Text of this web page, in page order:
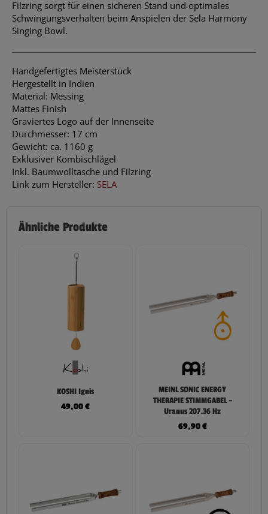
Filzring sorgt für einen sicheren Stand und optimales
Schwingungsverhalten beim Anspielen der Sela Harmony
Singing Bowl.
Handgefertigtes Meisterstück
Hergestellt in Indien
Material: Messing
Mattes Finish
Graviertes Logo auf der Innenseite
Durchmesser: 17 cm
Gewicht: ca. 1160 g
Exklusiver Kombischlägel
Inkl. Baumwolltasche und Filzring
Link zum Hersteller: SELA
Ähnliche Produkte
KOSHI Ignis
49,00€
MEINL SONIC ENERGY
THERAPIE STIMMGABEL –
Uranus 207.36 Hz
69,90€